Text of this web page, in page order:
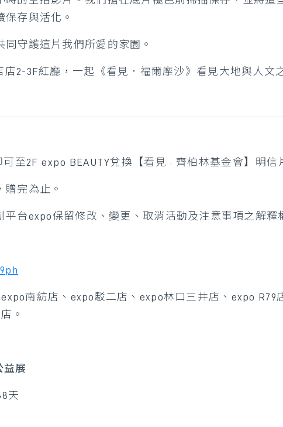
存與活化。
守護這片我們所愛的家園。
2-3F紅廳，一起《看見．福爾摩沙》看見大地與人文
至2F expo BEAUTY兌換【看見 · 齊柏林基金會】明信
完為止。
台expo保留修改、變更、取消活動及注意事項之解釋
南紡店、expo駁二店、expo林口三井店、expo R79
。
益展
天